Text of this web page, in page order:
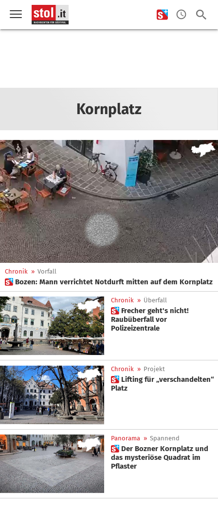
Kornplatz
Chronik » Vorfall
 Bozen: Mann verrichtet Notdurft mitten auf dem Kornplatz
Chronik » Überfall
 Frecher geht's nicht!
Raubüberfall vor
Polizeizentrale
Chronik » Projekt
 Lifting für „verschandelten“
Platz
Panorama » Spannend
 Der Bozner Kornplatz und
das mysteriöse Quadrat im
Pflaster